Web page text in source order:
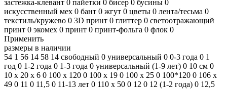
застежка-клевант 0 пайетки 0 бисер 0 бусины 0
искусственный мех 0 бант 0 жгут 0 цветы 0 лента/тесьма 0
текстиль/кружево 0 3D принт 0 глиттер 0 светоотражающий
принт 0 экомех 0 принт 0 принт-фольга 0 флок 0
Применить
размеры в наличии
54 1 56 14 58 14 свободный 0 универсальный 0 0-3 года 0 1
год 0 1-2 года 0 1-3 года 0 универсальный (1-9 лет) 0 10 см 0
10 х 20 х 6 0 100 x 120 0 100 x 19 0 100 x 25 0 100*120 0 106 x
49 0 11 0 11,5 0 11-13 лет 0 110 х 50 0 12 0 12 (1-2 года) 0 12,5